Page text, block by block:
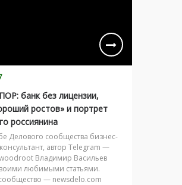
банк без лицензии,
ростов» и портрет
россиянина
Делового сообщества бизнес-
автор Telegram —
Владимир Васильев
любимыми статьями.
— newsdelo.com